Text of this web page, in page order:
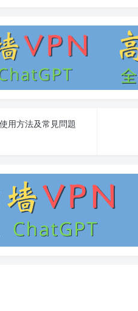
用方法及常見問題